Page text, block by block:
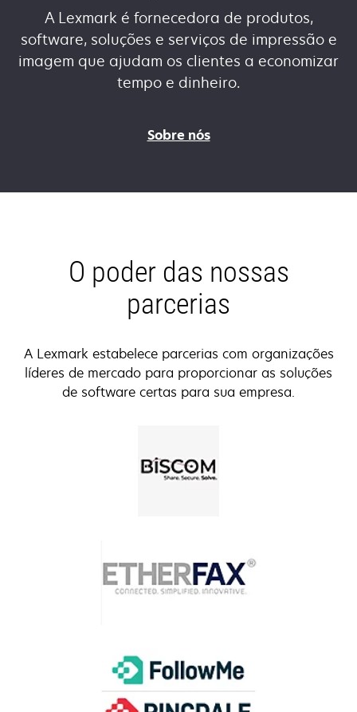
A Lexmark é fornecedora de produtos,
software, soluções e serviços de impressão e
imagem que ajudam os clientes a economizar
tempo e dinheiro.
Sobre nós
O poder das nossas
parcerias
A Lexmark estabelece parcerias com organizações
líderes de mercado para proporcionar as soluções
de software certas para sua empresa.